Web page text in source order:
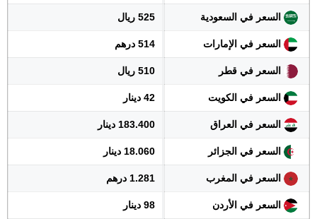
السعر في السعودية 525 ريال
السعر في الإمارات 514 درهم
السعر في قطر 510 ريال
السعر في الكويت 42 دينار
السعر في العراق 183.400 دينار
السعر في الجزائر 18.060 دينار
السعر في المغرب 1.281 درهم
السعر في الأردن 98 دينار